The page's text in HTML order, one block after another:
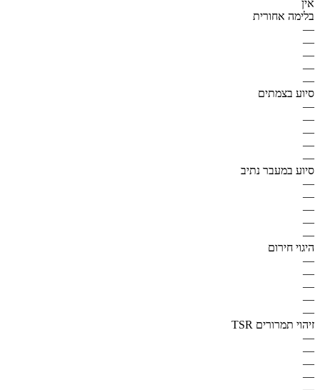
אין
בלימה אחורית
—
—
—
—
—
סיוע בצמתים
—
—
—
—
—
סיוע במעבר נתיב
—
—
—
—
—
היגוי חירום
—
—
—
—
—
זיהוי תמרורים TSR
—
—
—
—